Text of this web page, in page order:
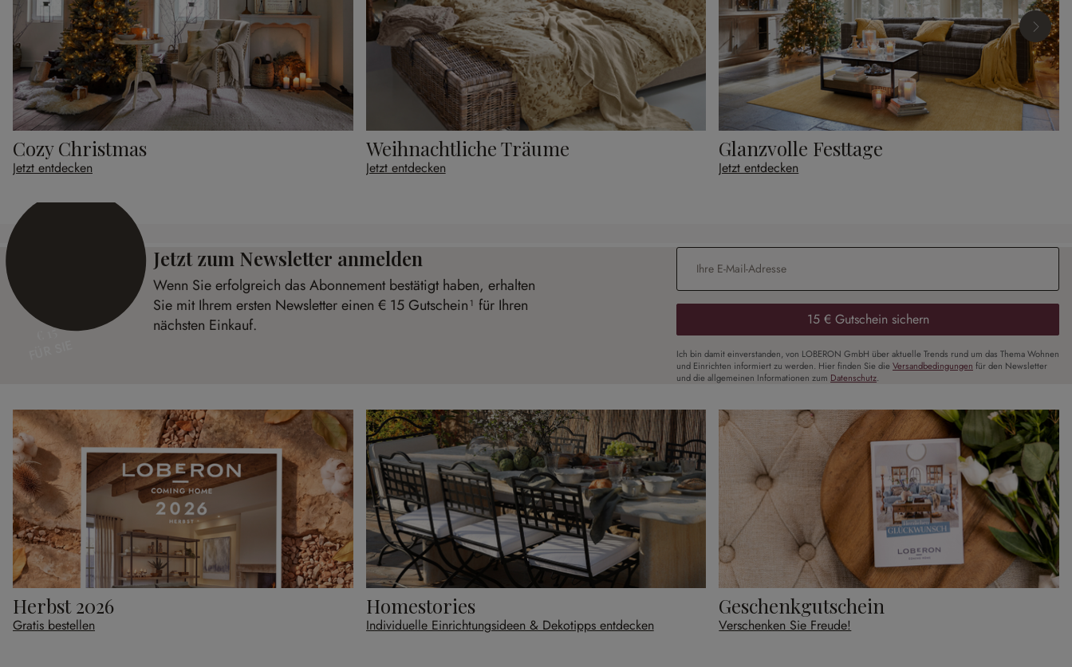
Cozy Christmas
Jetzt entdecken
Weihnachtliche Träume
Jetzt entdecken
Glanzvolle Festtage
Jetzt entdecken
€ 15
Jetzt zum Newsletter anmelden
Wenn Sie erfolgreich das Abonnement bestätigt haben, erhalten
Sie mit Ihrem ersten Newsletter einen € 15 Gutschein¹ für Ihren
nächsten Einkauf.
E-Mail-Adresse
15 € Gutschein sichern
Ich bin damit einverstanden, von LOBERON GmbH über aktuelle Trends rund um das Thema Wohnen
und Einrichten informiert zu werden. Hier finden Sie die Versandbedingungen für den Newsletter
und die allgemeinen Informationen zum Datenschutz.
Herbst 2026
Gratis bestellen
Homestories
Individuelle Einrichtungsideen & Dekotipps entdecken
Geschenkgutschein
Verschenken Sie Freude!